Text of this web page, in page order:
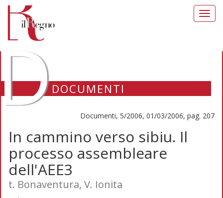
DOCUMENTI
Documenti, 5/2006, 01/03/2006, pag. 207
In cammino verso sibiu. Il
processo assembleare
dell'AEE3
t. Bonaventura, V. Ionita